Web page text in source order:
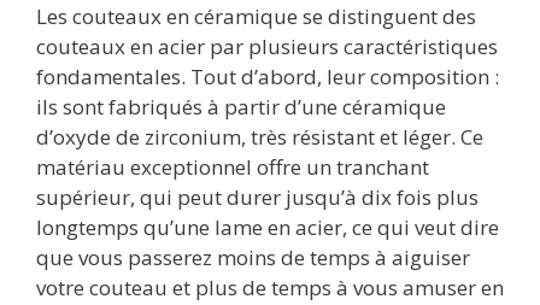
Les couteaux en céramique se distinguent des
couteaux en acier par plusieurs caractéristiques
fondamentales. Tout d’abord, leur composition :
ils sont fabriqués à partir d’une céramique
d’oxyde de zirconium, très résistant et léger. Ce
matériau exceptionnel offre un tranchant
supérieur, qui peut durer jusqu’à dix fois plus
longtemps qu’une lame en acier, ce qui veut dire
que vous passerez moins de temps à aiguiser
votre couteau et plus de temps à vous amuser en